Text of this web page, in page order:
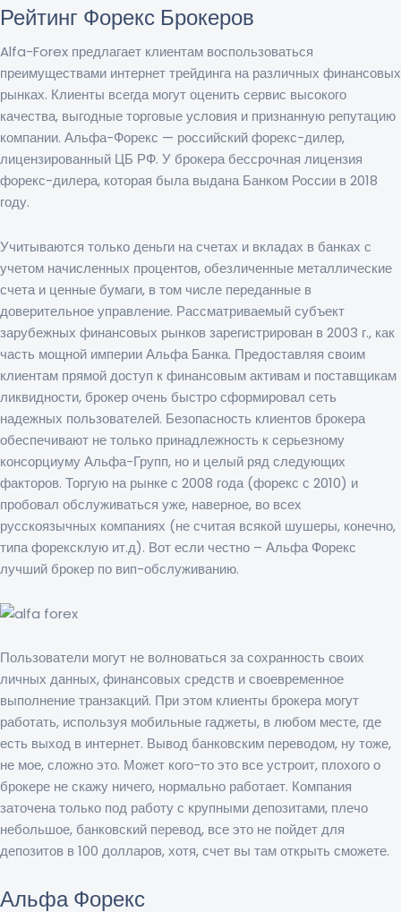
Рейтинг Форекс Брокеров
Alfa-Forex предлагает клиентам воспользоваться
преимуществами интернет трейдинга на различных финансовых
рынках. Клиенты всегда могут оценить сервис высокого
качества, выгодные торговые условия и признанную репутацию
компании. Альфа-Форекс — российский форекс-дилер,
лицензированный ЦБ РФ. У брокера бессрочная лицензия
форекс-дилера, которая была выдана Банком России в 2018
году.
Учитываются только деньги на счетах и вкладах в банках с
учетом начисленных процентов, обезличенные металлические
счета и ценные бумаги, в том числе переданные в
доверительное управление. Рассматриваемый субъект
зарубежных финансовых рынков зарегистрирован в 2003 г., как
часть мощной империи Альфа Банка. Предоставляя своим
клиентам прямой доступ к финансовым активам и поставщикам
ликвидности, брокер очень быстро сформировал сеть
надежных пользователей. Безопасность клиентов брокера
обеспечивают не только принадлежность к серьезному
консорциуму Альфа-Групп, но и целый ряд следующих
факторов. Торгую на рынке с 2008 года (форекс с 2010) и
пробовал обслуживаться уже, наверное, во всех
русскоязычных компаниях (не считая всякой шушеры, конечно,
типа форексклую ит.д). Вот если честно – Альфа Форекс
лучший брокер по вип-обслуживанию.
Пользователи могут не волноваться за сохранность своих
личных данных, финансовых средств и своевременное
выполнение транзакций. При этом клиенты брокера могут
работать, используя мобильные гаджеты, в любом месте, где
есть выход в интернет. Вывод банковским переводом, ну тоже,
не мое, сложно это. Может кого-то это все устроит, плохого о
брокере не скажу ничего, нормально работает. Компания
заточена только под работу с крупными депозитами, плечо
небольшое, банковский перевод, все это не пойдет для
депозитов в 100 долларов, хотя, счет вы там открыть сможете.
Альфа Форекс